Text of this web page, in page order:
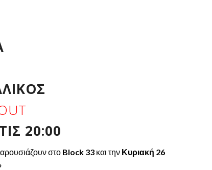
20:00
στο Block33και την Κυριακή 26